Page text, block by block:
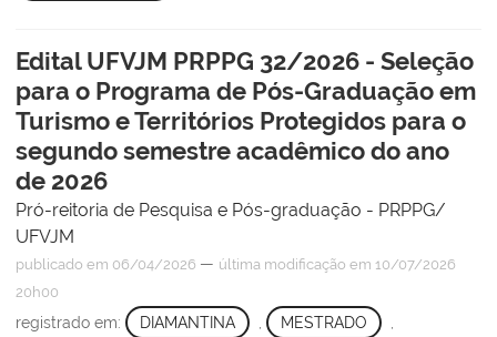
Edital UFVJM PRPPG 32/2026 - Seleção
para o Programa de Pós-Graduação em
Turismo e Territórios Protegidos para o
segundo semestre acadêmico do ano
de 2026
Pró-reitoria de Pesquisa e Pós-graduação - PRPPG/
UFVJM
publicado em 06/04/2026 — última modificação em 10/07/2026
20h00
registrado em: DIAMANTINA MESTRADO